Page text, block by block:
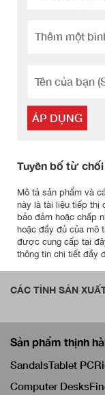
ÁP DỤNG
Tuyên bố từ
Mô tả sản phẩm và
này là tài liệu tiếp thị
bảo đảm hoặc chấp
hoặc đầy đủ của mô
được cung cấp tại
thông tin chi tiết đầy
CÁC TỈNH SẢN
Sản phẩm thịnh
SandalsTablet PC
Computer Desks